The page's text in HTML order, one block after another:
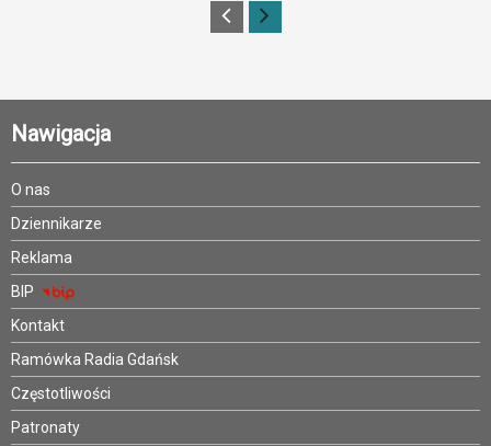
Nawigacja
O nas
Dziennikarze
Reklama
BIP
Kontakt
Ramówka Radia Gdańsk
Częstotliwości
Patronaty